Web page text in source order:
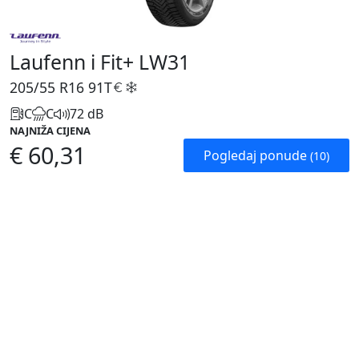
Laufenn i Fit+ LW31
205/55 R16 91T
C C 72 dB
NAJNIŽA CIJENA
€ 60,31 Pogledaj ponude (10)